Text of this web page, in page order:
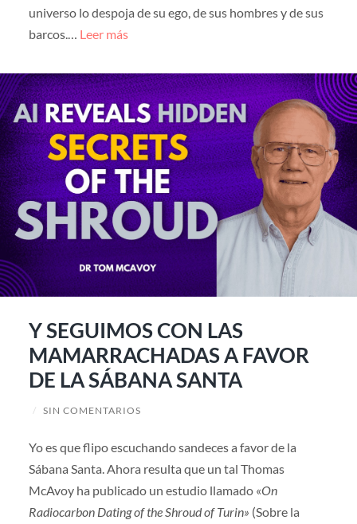
universo lo despoja de su ego, de sus hombres y de sus
barcos.… Leer más
Y SEGUIMOS CON LAS
MAMARRACHADAS A FAVOR
DE LA SÁBANA SANTA
/ SIN COMENTARIOS
Yo es que flipo escuchando sandeces a favor de la
Sábana Santa. Ahora resulta que un tal Thomas
McAvoy ha publicado un estudio llamado «On
Radiocarbon Dating of the Shroud of Turin» (Sobre la